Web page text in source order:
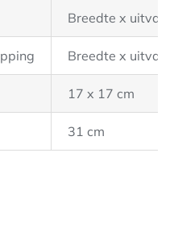
Breedte x uitval
Breedte x uitval
17 x 17 cm
31 cm